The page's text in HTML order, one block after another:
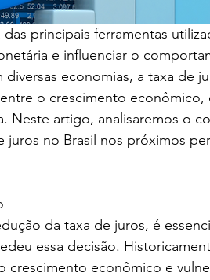
principais ferramentas
e influenciar o
diversas economias, a taxa de
o crescimento econômico,
Neste artigo, analisaremos o
juros no Brasil nos próximos
da taxa de juros, é
essa decisão.
crescimento econômico e